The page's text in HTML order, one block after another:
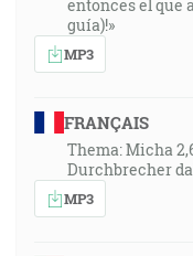
entonces el que
guía)!»
MP3
FRANÇAIS
Thema: Micha
Durchbrecher
MP3